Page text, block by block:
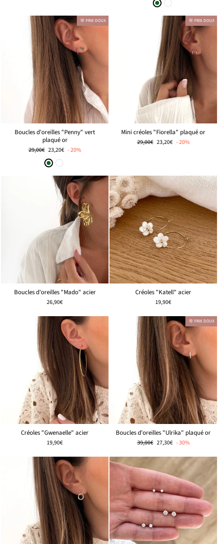
DOUX
🌸 PRIX DOUX
Boucles d'oreilles "Penny" vert
plaqué or
Prix
régulier
29,00€ 🌸
PRIX
DOUX
23,20€ - 20%
🌸 PRIX DOUX
Mini créoles "Fiorella" plaqué or
Prix
29,00€ 🌸
23,20€ - 20%
Boucles d'oreilles "Mado" acier
26,90€
Créoles "Katell" acier
19,90€
Créoles "Gwenaelle" acier
19,90€
🌸 PRIX DOUX
Boucles d'oreilles "Ulrika" plaqué or
Prix
39,00€ 🌸
DOUX
27,30€ - 30%